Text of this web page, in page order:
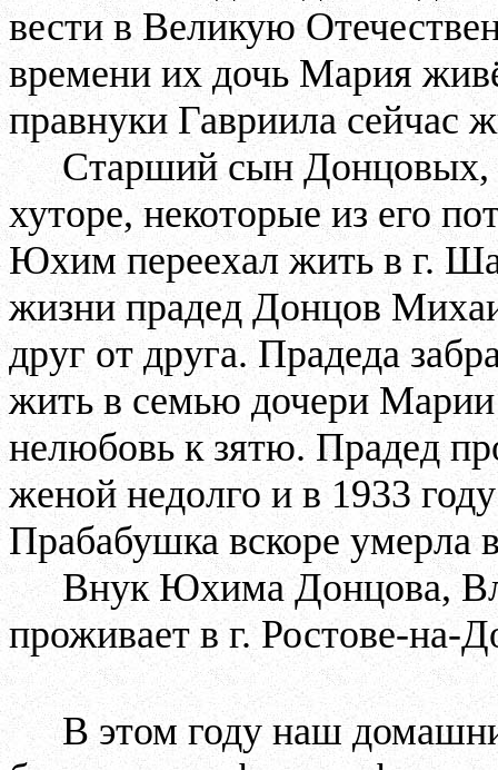
вести в Великую
времени их дочь Мария
правнуки Гавриила сейчас
Старший сын Донцовых,
хуторе, некоторые из его
Юхим переехал жить в г.
жизни прадед Донцов
друг от друга. Прадеда
жить в семью дочери Марии
нелюбовь к зятю. Прадед
женой недолго и в 1933
Прабабушка вскоре умерла
Внук Юхима Донцова,
проживает в г. Ростове-на-
В этом году наш